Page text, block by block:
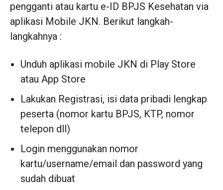
pengganti atau kartu e-ID BPJS Kesehatan via
aplikasi Mobile JKN. Berikut langkah-
langkahnya :
Unduh aplikasi mobile JKN di Play Store
atau App Store
Lakukan Registrasi, isi data pribadi lengkap
peserta (nomor kartu BPJS, KTP, nomor
telepon dll)
Login menggunakan nomor
kartu/username/email dan password yang
sudah dibuat